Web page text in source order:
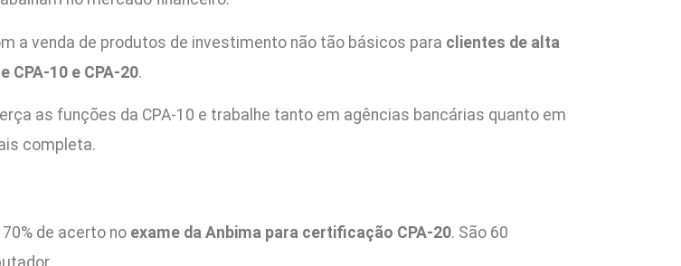
a venda de produtos de investimento não tão básicos para clientes de alta
CPA-10 e CPA-20.
as funções da CPA-10 e trabalhe tanto em agências bancárias quanto em
completa.
de acerto no exame da Anbima para certificação CPA-20. São 60